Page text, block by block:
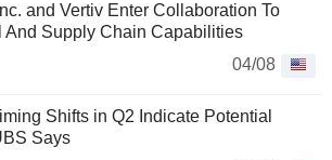
and Vertiv Enter Collaboration To
And Supply Chain Capabilities
04/08
Shifts in Q2 Indicate Potential
Says